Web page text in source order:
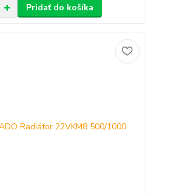
Pridať do košíka